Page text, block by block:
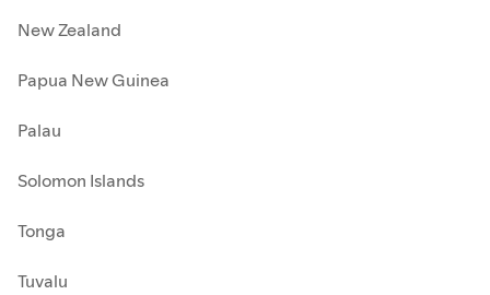
New Zealand
Papua New Guinea
Palau
Solomon Islands
Tonga
Tuvalu